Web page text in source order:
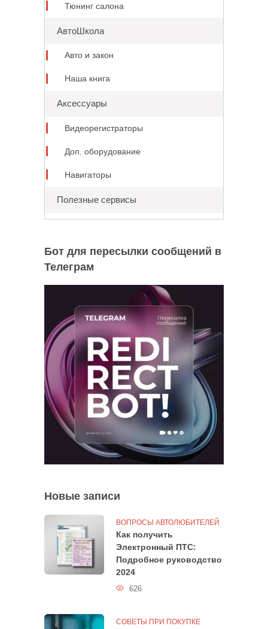
Тюнинг салона
АвтоШкола
Авто и закон
Наша книга
Аксессуары
Видеорегистраторы
Доп. оборудование
Навигаторы
Полезные сервисы
Бот для пересылки сообщений в
Телеграм
Новые записи
ВОПРОСЫ АВТОЛЮБИТЕЛЕЙ
Как получить
Электронный ПТС:
Подробное руководство
2024
626
СОВЕТЫ ПРИ ПОКУПКЕ